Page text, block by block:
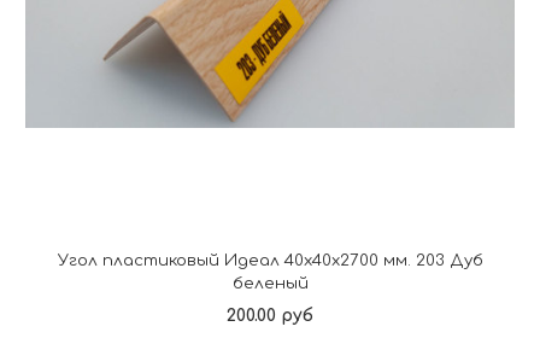
Угол пластиковый Идеал 40х40х2700 мм. 203 Дуб
беленый
200.00 руб